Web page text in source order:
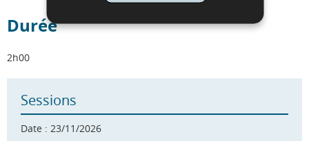
Durée
2h00
Sessions
Date : 23/11/2026